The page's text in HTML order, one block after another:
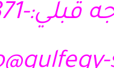
01111500871